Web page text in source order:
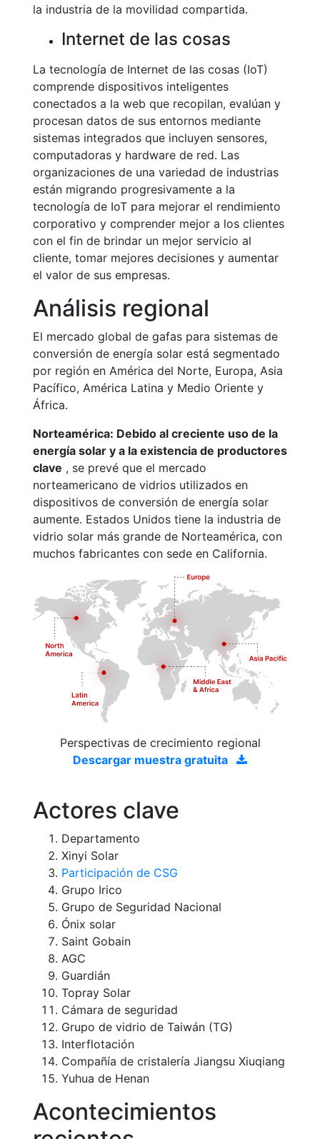
la industria de la movilidad compartida.
Internet de las cosas
La tecnología de Internet de las cosas (IoT)
comprende dispositivos inteligentes
conectados a la web que recopilan, evalúan y
procesan datos de sus entornos mediante
sistemas integrados que incluyen sensores,
computadoras y hardware de red. Las
organizaciones de una variedad de industrias
están migrando progresivamente a la
tecnología de IoT para mejorar el rendimiento
corporativo y comprender mejor a los clientes
con el fin de brindar un mejor servicio al
cliente, tomar mejores decisiones y aumentar
el valor de sus empresas.
Análisis regional
El mercado global de gafas para sistemas de
conversión de energía solar está segmentado
por región en América del Norte, Europa, Asia
Pacífico, América Latina y Medio Oriente y
África.
Norteamérica: Debido al creciente uso de la
energía solar y a la existencia de productores
clave , se prevé que el mercado
norteamericano de vidrios utilizados en
dispositivos de conversión de energía solar
aumente. Estados Unidos tiene la industria de
vidrio solar más grande de Norteamérica, con
muchos fabricantes con sede en California.
Perspectivas de crecimiento regional
Descargar muestra gratuita
Actores clave
Departamento
Xinyi Solar
Participación de CSG
Grupo Irico
Grupo de Seguridad Nacional
Ónix solar
Saint Gobain
AGC
Guardián
Topray Solar
Cámara de seguridad
Grupo de vidrio de Taiwán (TG)
Interflotación
Compañía de cristalería Jiangsu Xiuqiang
Yuhua de Henan
Acontecimientos